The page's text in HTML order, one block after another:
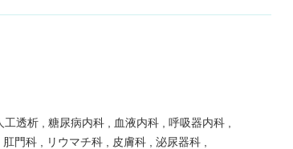
工透析 糖尿病内科 血液内科
呼吸器内科
肛門科 リウマチ科 皮膚科
泌尿器科